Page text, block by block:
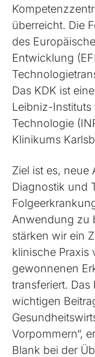
überreicht. Die
des
Entwicklung
Das KDK ist
Leibniz-
Technologie
Klinikums
Ziel ist es, neue
Diagnostik und
Anwendung zu
stärken wir ein
klinische Praxis
gewonnenen
transferiert. Das
wichtigen
Vorpommern“,
Blank bei der